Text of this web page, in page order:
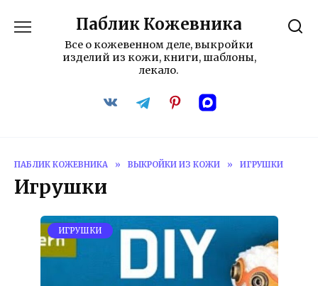
содержанию
Паблик Кожевника
Все о кожевенном деле, выкройки
изделий из кожи, книги, шаблоны,
лекало.
ПАБЛИК КОЖЕВНИКА » ВЫКРОЙКИ ИЗ КОЖИ » ИГРУШКИ
Игрушки
ИГРУШКИ